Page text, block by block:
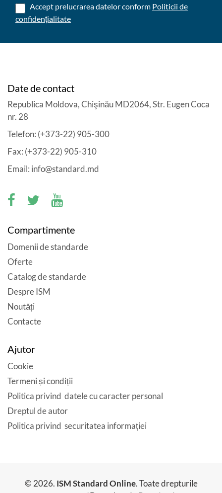
Accept prelucrarea datelor conform Politicii de
confidențialitate
Date de contact
Republica Moldova, Chişinău MD2064, Str. Eugen Coca
nr. 28
Telefon: (+373-22) 905-300
Fax: (+373-22) 905-310
Email: info@standard.md
Compartimente
Domenii de standarde
Oferte
Catalog de standarde
Despre ISM
Noutăți
Contacte
Ajutor
Cookie
Termeni și condiții
Politica privind datele cu caracter personal
Dreptul de autor
Politica privind securitatea informației
© 2026. ISM Standard Online. Toate drepturile